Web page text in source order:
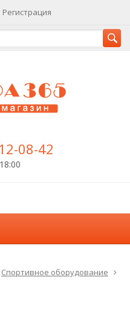
Регистрация
08-42
Спортивное оборудование